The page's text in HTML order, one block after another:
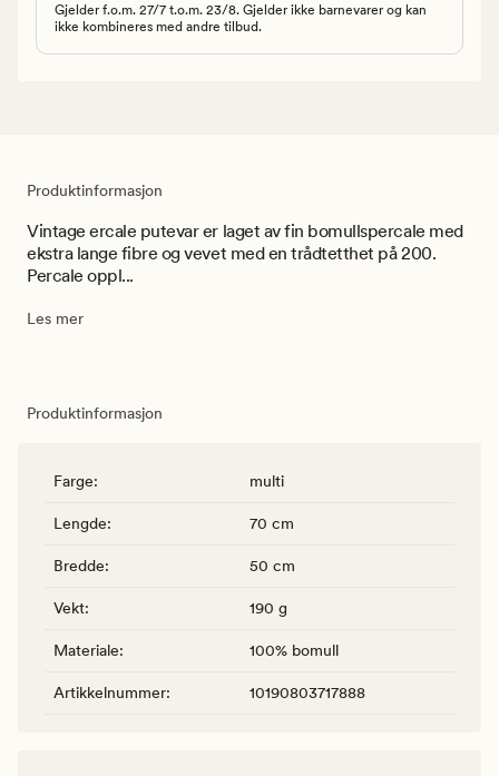
Gjelder f.o.m. 27/7 t.o.m. 23/8. Gjelder ikke barnevarer og kan
ikke kombineres med andre tilbud.
Produktinformasjon
Vintage ercale putevar er laget av fin bomullspercale med
ekstra lange fibre og vevet med en trådtetthet på 200.
Percale oppl...
Les mer
Produktinformasjon
Farge: multi
Lengde: 70 cm
Bredde: 50 cm
Vekt: 190 g
Materiale: 100% bomull
Artikkelnummer: 10190803717888